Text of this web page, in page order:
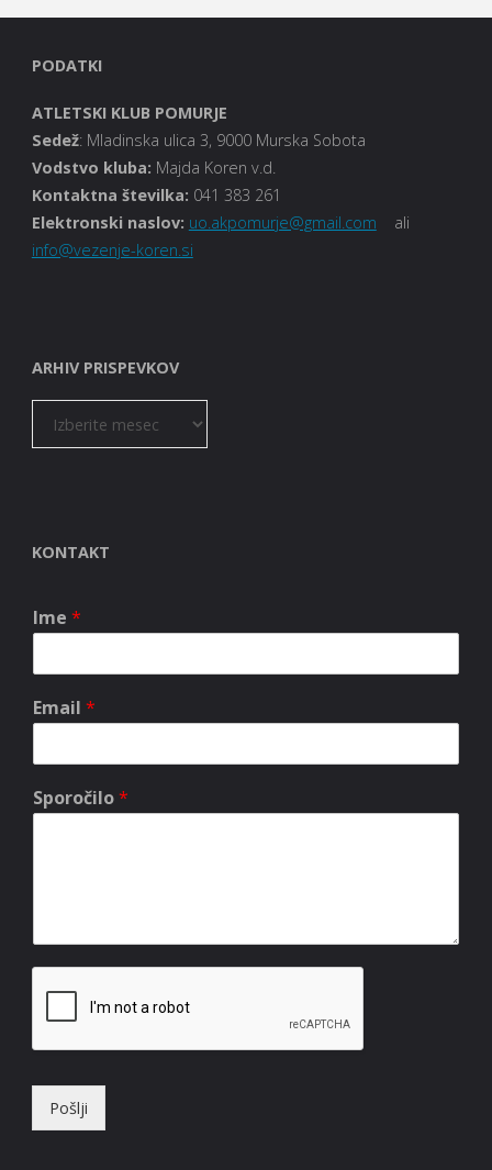
PODATKI
ATLETSKI KLUB POMURJE
Sedež: Mladinska ulica 3, 9000 Murska Sobota
Vodstvo kluba: Majda Koren v.d.
Kontaktna številka: 041 383 261
Elektronski naslov: uo.akpomurje@gmail.com ali
info@vezenje-koren.si
ARHIV PRISPEVKOV
KONTAKT
Ime *
Email *
Sporočilo*
Pošlji